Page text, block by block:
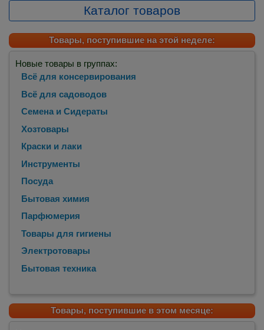
Каталог товаров
Товары, поступившие на этой неделе:
Новые товары в группах:
Всё для консервирования
Всё для садоводов
Семена и Сидераты
Хозтовары
Краски и лаки
Инструменты
Посуда
Бытовая химия
Парфюмерия
Товары для гигиены
Электротовары
Бытовая техника
Товары, поступившие в этом месяце: